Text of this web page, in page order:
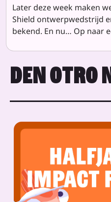
Later deze week maken
Shield ontwerpwedstrijd
bekend. En nu… Op naar
DEN OTRO